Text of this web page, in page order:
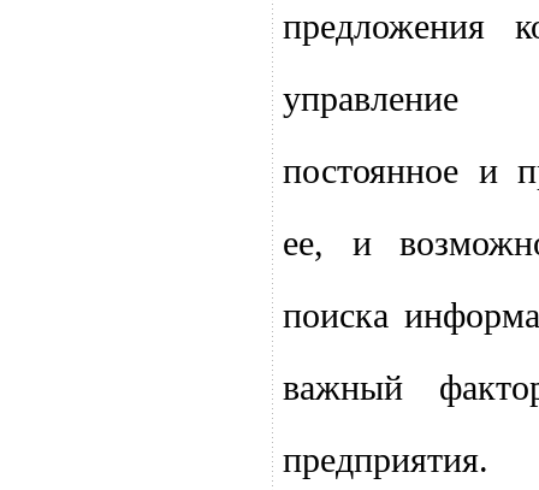
предложения
постоянное и
ее, и
поиска
важный
предприятия.